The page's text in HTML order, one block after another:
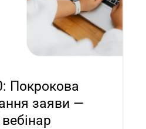
Покрокова
заяви —